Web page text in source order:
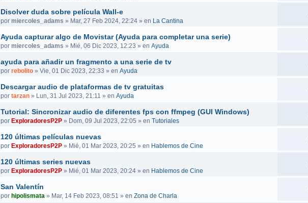
Disolver duda sobre película Wall-e
por miercoles_adams » Mar, 27 Feb 2024, 22:24» en La Cantina
Ayuda capturar algo de Movistar (Ayuda para completar una serie)
por miercoles_adams » Mié, 06 Dic 2023, 12:23 » en Ayuda
ayuda para añadir un fragmento a una serie de tv
por rebolito» Vie, 01 Dic 2023, 22:33 » en Ayuda
Descargar audio de plataformas de tv gratuitas
por tarzan» Lun, 31 Jul 2023, 21:11 » en Ayuda
Tutorial: Sincronizar audio de diferentes fps con ffmpeg (GUI Windows)
por ExploradoresP2P» Dom, 09 Jul 2023, 22:05 » en Tutoriales
120 últimas películas nuevas
por ExploradoresP2P» Mié, 01 Mar 2023, 20:25 » en Hablemos de Cine
120 últimas series nuevas
por ExploradoresP2P» Mié, 01 Mar 2023, 20:24» en Hablemos de Cine
San Valentín
por hipolismata» Mar, 14 Feb 2023, 08:51 » en Zona de Charla